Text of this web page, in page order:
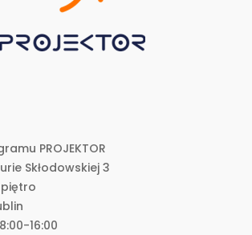
PROJEKTOR
Skłodowskiej 3
piętro
16:00